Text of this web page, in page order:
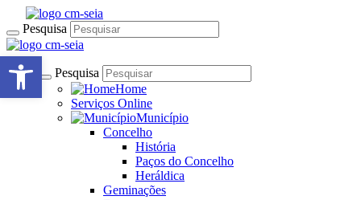
Pesquisa
Pesquisa
Home
Serviços Online
Município
Concelho
História
Paços do Concelho
Heráldica
Geminações
Open toolbar